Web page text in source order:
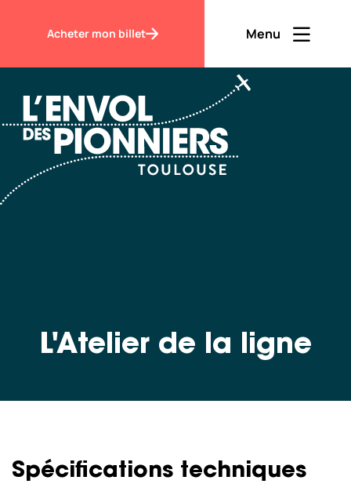
Acheter mon billet Menu
Ouvrir
L'Atelier de la ligne
Spécifications techniques